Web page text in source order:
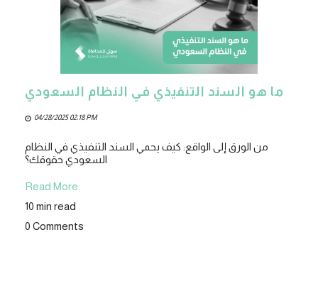
ما هو السند التنفيذي في النظام السعودي
04/28/2025 02:18 PM
من الورق إلى الواقع: كيف يحمي السند التنفيذي في النظام
السعودي حقوقك؟
Read More
10 min read
0 Comments